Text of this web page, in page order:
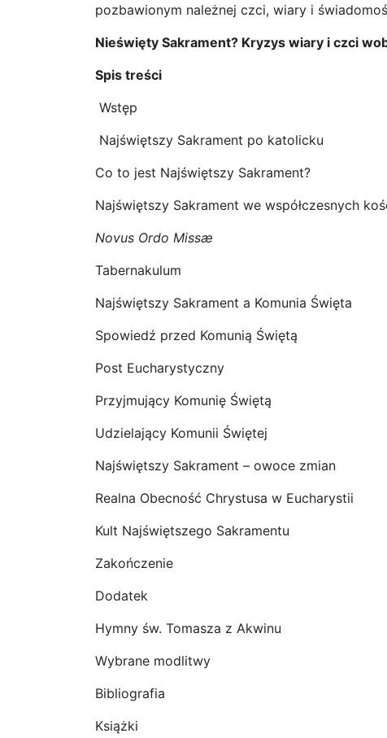
pozbawionym należnej czci, wiary i
Nieświęty Sakrament? Kryzys wiary i czci
Spis treści
Wstęp
Najświętszy Sakrament po katolicku
Co to jest Najświętszy Sakrament?
Najświętszy Sakrament we współczesnych
Novus Ordo Missæ
Tabernakulum
Najświętszy Sakrament a Komunia Święta
Spowiedź przed Komunią Świętą
Post Eucharystyczny
Przyjmujący Komunię Świętą
Udzielający Komunii Świętej
Najświętszy Sakrament – owoce zmian
Realna Obecność Chrystusa w Eucharystii
Kult Najświętszego Sakramentu
Zakończenie
Dodatek
Hymny św. Tomasza z Akwinu
Wybrane modlitwy
Bibliografia
Książki